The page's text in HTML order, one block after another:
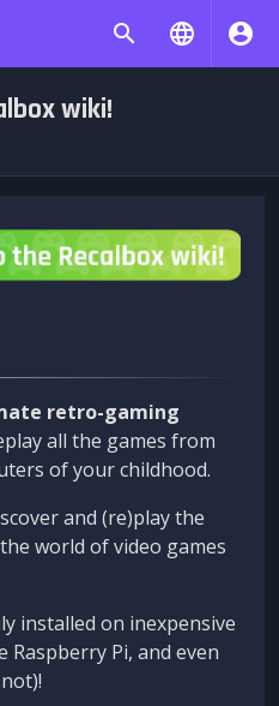
wiki!
retro-gaming
all the games from
of your childhood.
and (re)play the
world of video games
installed on inexpensive
Pi, and even